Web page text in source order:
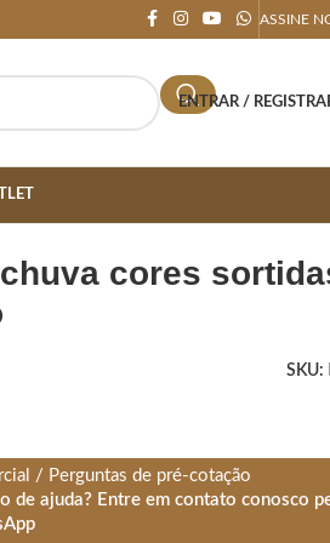
ASSINE
ENTRAR /
SKU:
/ Perguntas de pré-cotação
de ajuda? Entre em contato conosco